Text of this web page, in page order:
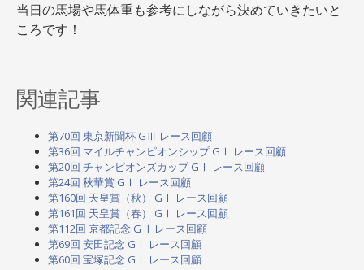
当日の馬場や馬体重も参考にしながら決めていきたいと
ころです！
関連記事
第70回 東京新聞杯 GⅢ レース回顧
第36回 マイルチャンピオンシップ GⅠ レース回顧
第20回 チャンピオンズカップ GⅠ レース回顧
第24回 秋華賞 GⅠ レース回顧
第160回 天皇賞（秋） GⅠ レース回顧
第161回 天皇賞（春） GⅠ レース回顧
第112回 京都記念 GⅡ レース回顧
第69回 安田記念 GⅠ レース回顧
第60回 宝塚記念 GⅠ レース回顧